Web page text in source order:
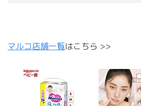
マルコ店舗一覧はこちら >>